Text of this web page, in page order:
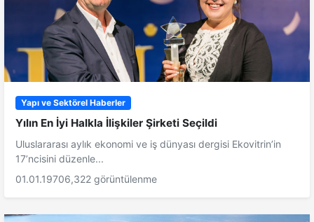
Yapı ve Sektörel Haberler
Yılın En İyi Halkla İlişkiler Şirketi Seçildi
Uluslararası aylık ekonomi ve iş dünyası dergisi Ekovitrin’in
17’ncisini düzenle...
01.01.19706,322 görüntülenme